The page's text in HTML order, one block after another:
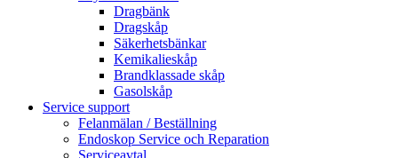
Dragbänk
Dragskåp
Säkerhetsbänkar
Kemikalieskåp
Brandklassade skåp
Gasolskåp
Service support
Felanmälan / Beställning
Endoskop Service och Reparation
Serviceavtal